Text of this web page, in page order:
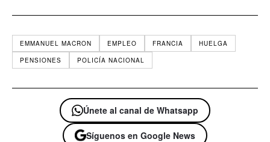
EMMANUEL MACRON EMPLEO FRANCIA
HUELGA
PENSIONES
POLICÍA NACIONAL
Únete al canal de Whatsapp
Síguenos en Google News